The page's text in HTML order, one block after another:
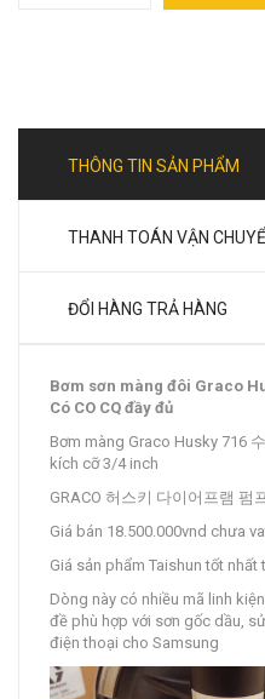
THÔNG TIN SẢN PHẨM
THANH TOÁN VẬN
ĐỔI HÀNG TRẢ HÀNG
Bơm sơn màng đôi Graco
Có CO CQ đầy đủ
Bơm màng Graco Husky 716
kích cỡ 3/4 inch
GRACO 허스키 다이어프램 펌
Giá bán 18.500.000vnd chưa
Giá sản phẩm Taishun tốt nhất
Dòng này có nhiều mã linh
đề phù hợp với sơn gốc dầu,
điện thoại cho Samsung